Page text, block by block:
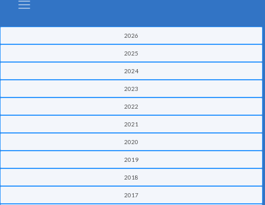
2026
2025
2024
2023
2022
2021
2020
2019
2018
2017